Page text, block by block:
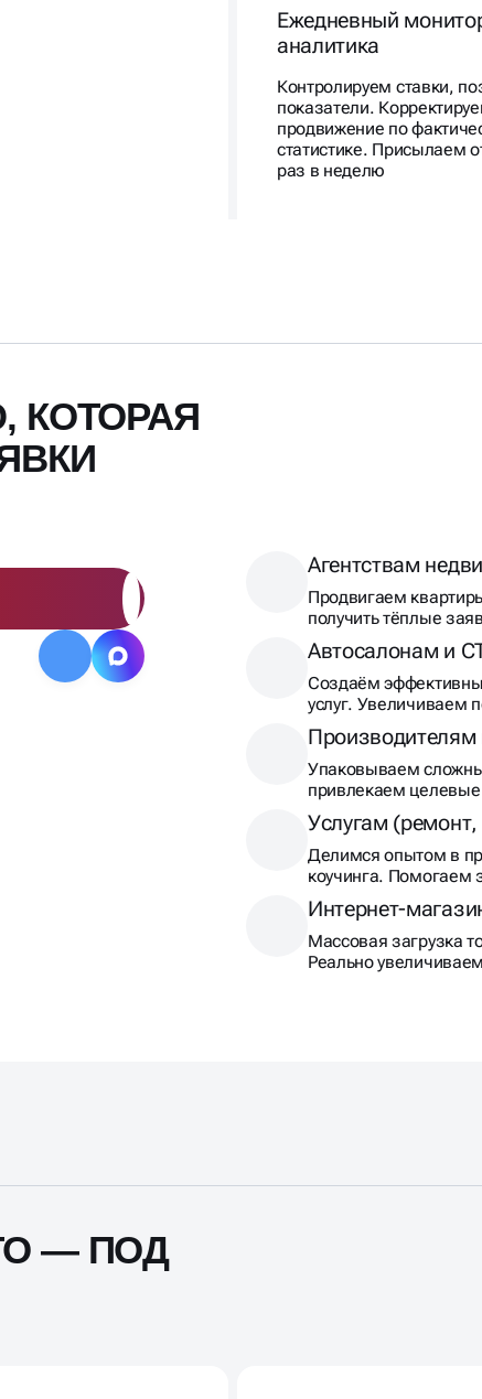
Ежедневный
аналитика
Контролируем ставки,
показатели.
продвижение по
статистике. Присылаем
раз в неделю
КОТОРАЯ
Агентствам
Продвигаем
получить тёплые
Автосалонам и
Создаём
услуг. Увеличиваем
Упаковываем
привлекаем
Услугам
Делимся опытом в
коучинга. Помогаем
Интернет-
Массовая загрузка
Реально
— ПОД